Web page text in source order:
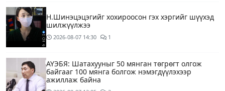
Н.Шинэцэцэгийг хохироосон гэх хэргийг шүүхэд
шилжүүлжээ
2026-08-07 14:30 1
АҮЭБЯ: Шатахууныг 50 мянган төгрөгт олгож
байгааг 100 мянга болгож нэмэгдүүлэхээр
ажиллаж байна